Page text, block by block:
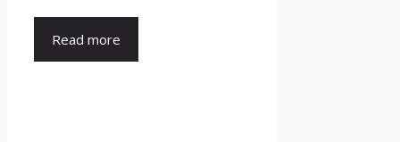
Read more